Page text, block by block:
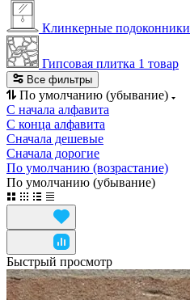
Клинкерные подоконники
Гипсовая плитка 1 товар
Все фильтры
По умолчанию (убывание)
С начала алфавита
С конца алфавита
Сначала дешевые
Сначала дорогие
По умолчанию (возрастание)
По умолчанию (убывание)
Быстрый просмотр